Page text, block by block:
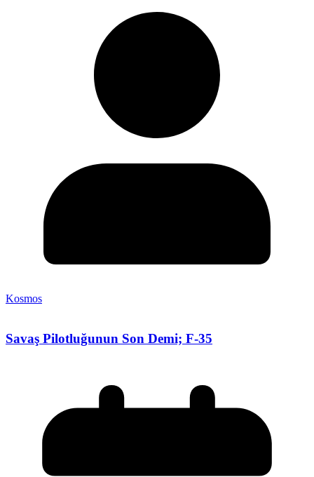
Kosmos
Savaş Pilotluğunun Son Demi; F-35